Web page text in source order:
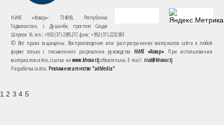
НИАТ «Ховар»: 734018, Республика
Таджикистан, г. Душанбе, проспект Саъди
Шерози 16. тел.: +992 (37) 2385217, факс: +992 (37) 2232383
© Все права защищены. Воспроизведение или распространение материалов сайта в любой
форме только с письменного разрешения руководства НИАТ «Ховар». При использовании
материалов сайта, ссылка наwww.khovar.tjобязательна. E-mail: niat@khovar.tj
Разработка сайта: Рекламное агентство "adMedia"
1 2 3 4 5